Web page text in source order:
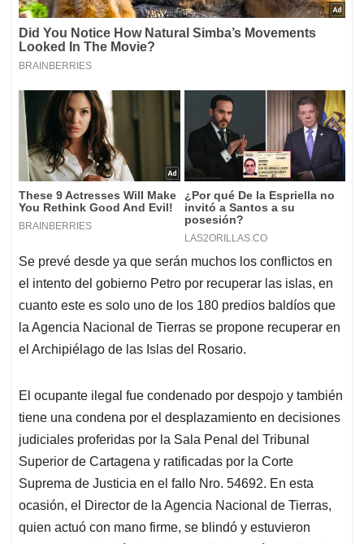
Se prevé desde ya que serán muchos los conflictos en
el intento del gobierno Petro por recuperar las islas, en
cuanto este es solo uno de los 180 predios baldíos que
la Agencia Nacional de Tierras se propone recuperar en
el Archipiélago de las Islas del Rosario.
El ocupante ilegal fue condenado por despojo y también
tiene una condena por el desplazamiento en decisiones
judiciales proferidas por la Sala Penal del Tribunal
Superior de Cartagena y ratificadas por la Corte
Suprema de Justicia en el fallo Nro. 54692. En esta
ocasión, el Director de la Agencia Nacional de Tierras,
quien actuó con mano firme, se blindó y estuvieron